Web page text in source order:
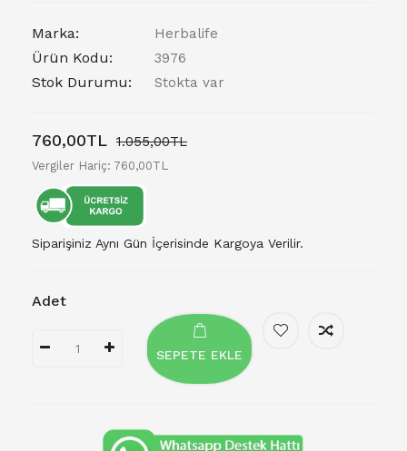
Marka: Herbalife
Ürün Kodu: 3976
Stok Durumu: Stokta var
760,00TL 1.055,00TL
Vergiler Hariç: 760,00TL
Siparişiniz Aynı Gün İçerisinde Kargoya Verilir.
Adet
SEPETE EKLE